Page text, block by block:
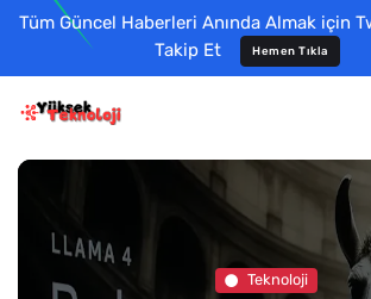
Tüm Güncel Haberleri Anında Almak için
Takip Et
Hemen Tıkla
Teknoloji